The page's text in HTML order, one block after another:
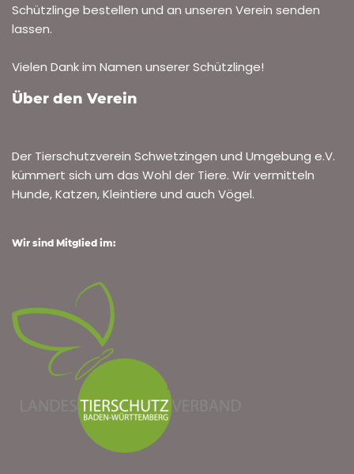
Schützlinge bestellen und an unseren Verein senden
lassen.
Vielen Dank im Namen unserer Schützlinge!
Über den Verein
Der Tierschutzverein Schwetzingen und Umgebung e.V.
kümmert sich um das Wohl der Tiere. Wir vermitteln
Hunde, Katzen, Kleintiere und auch Vögel.
Wir sind Mitglied im: